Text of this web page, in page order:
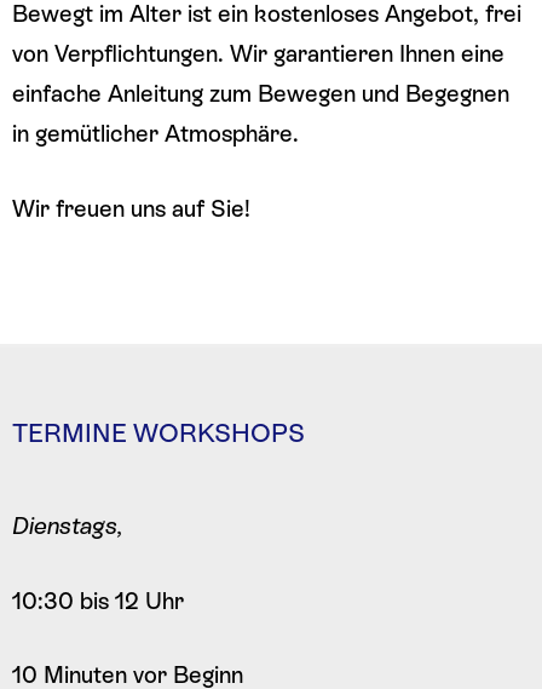
Bewegt im Alter ist ein kostenloses Angebot, frei
von Verpflichtungen. Wir garantieren Ihnen eine
einfache Anleitung zum Bewegen und Begegnen
in gemütlicher Atmosphäre.
Wir freuen uns auf Sie!
TERMINE WORKSHOPS
Dienstags,
10:30 bis 12 Uhr
10 Minuten vor Beginn